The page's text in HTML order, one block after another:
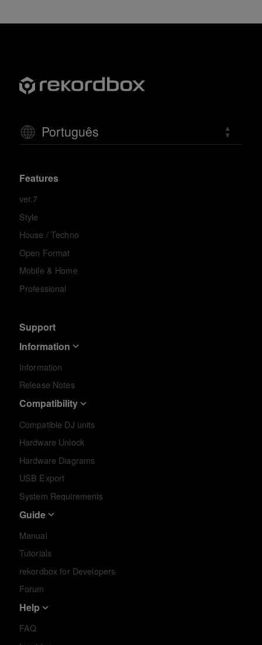
Português
Features
ver.7
Style
House / Techno
Open Format
Mobile & Home
Professional
Support
Information
Information
Release Notes
Compatibility
Compatible DJ units
Hardware Unlock
Hardware Diagrams
USB Export
System Requirements
Guide
Manual
Tutorials
rekordbox for Developers
Forum
Help
FAQ